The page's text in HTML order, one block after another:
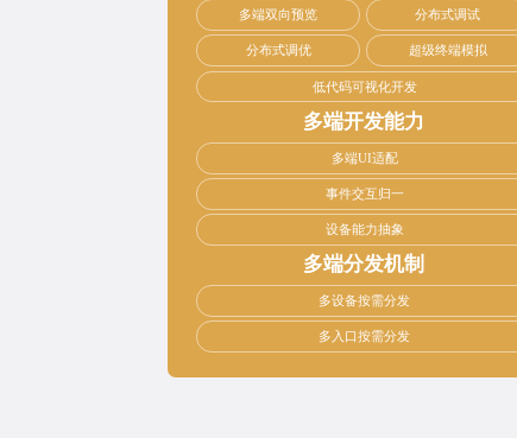
多端双向预览 分布式调试
分布式调优 超级终端模拟
低代码可视化开发
多端开发能力
多端UI适配
事件交互归一
设备能力抽象
多端分发机制
多设备按需分发
多入口按需分发